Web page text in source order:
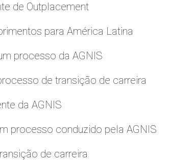
de Outplacement
para América Latina
processo da AGNIS
de transição de carreira
da AGNIS
processo conduzido pela AGNIS
de carreira